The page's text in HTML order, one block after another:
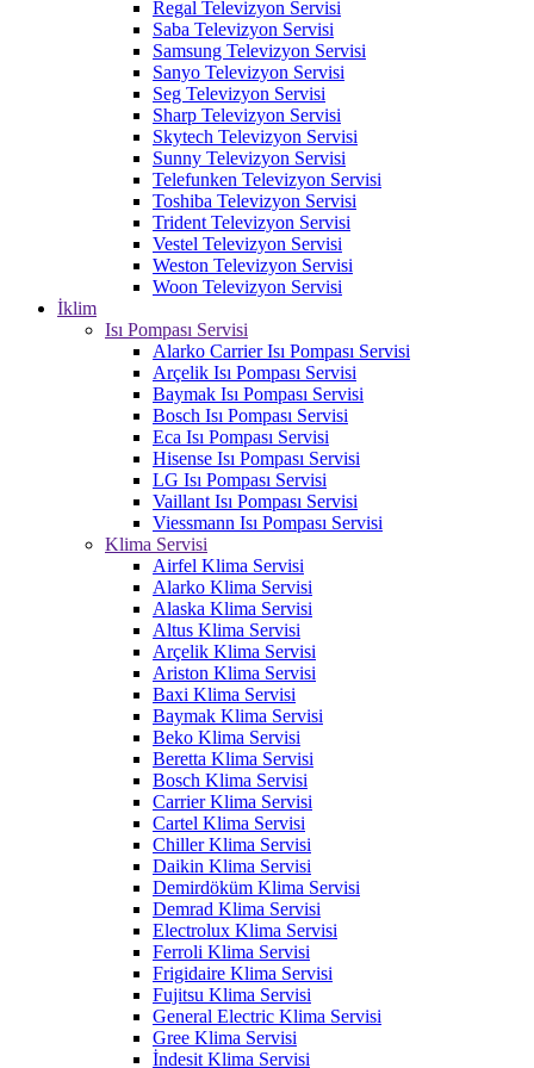
Regal Televizyon Servisi
Saba Televizyon Servisi
Samsung Televizyon Servisi
Sanyo Televizyon Servisi
Seg Televizyon Servisi
Sharp Televizyon Servisi
Skytech Televizyon Servisi
Sunny Televizyon Servisi
Telefunken Televizyon Servisi
Toshiba Televizyon Servisi
Trident Televizyon Servisi
Vestel Televizyon Servisi
Weston Televizyon Servisi
Woon Televizyon Servisi
İklim
Isı Pompası Servisi
Alarko Carrier Isı Pompası Servisi
Arçelik Isı Pompası Servisi
Baymak Isı Pompası Servisi
Bosch Isı Pompası Servisi
Eca Isı Pompası Servisi
Hisense Isı Pompası Servisi
LG Isı Pompası Servisi
Vaillant Isı Pompası Servisi
Viessmann Isı Pompası Servisi
Klima Servisi
Airfel Klima Servisi
Alarko Klima Servisi
Alaska Klima Servisi
Altus Klima Servisi
Arçelik Klima Servisi
Ariston Klima Servisi
Baxi Klima Servisi
Baymak Klima Servisi
Beko Klima Servisi
Beretta Klima Servisi
Bosch Klima Servisi
Carrier Klima Servisi
Cartel Klima Servisi
Chiller Klima Servisi
Daikin Klima Servisi
Demirdöküm Klima Servisi
Demrad Klima Servisi
Electrolux Klima Servisi
Ferroli Klima Servisi
Frigidaire Klima Servisi
Fujitsu Klima Servisi
General Electric Klima Servisi
Gree Klima Servisi
İndesit Klima Servisi